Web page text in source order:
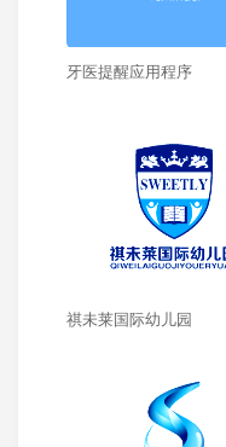
牙医提醒应用程序
祺未莱国际幼儿园